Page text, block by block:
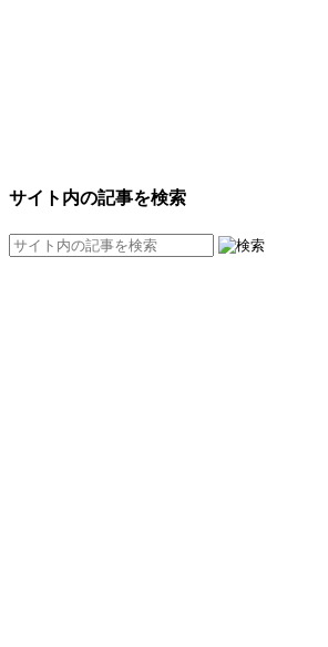
サイト内の記事を検索